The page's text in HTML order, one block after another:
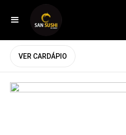
VER CARDÁPIO